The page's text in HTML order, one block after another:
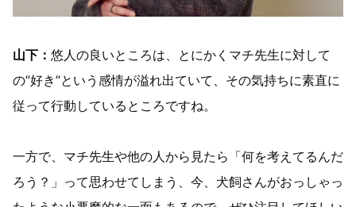
山下： 悠人の良いところは、とにかくマチ先生に対して
の”好き”という感情が溢れ出ていて、その気持ちに素直に
従って行動しているところですね。
一方で、マチ先生や他の人から見たら「何を考えてるんだ
ろう？」って思わせてしまう、今、犬飼さんがおっしゃっ